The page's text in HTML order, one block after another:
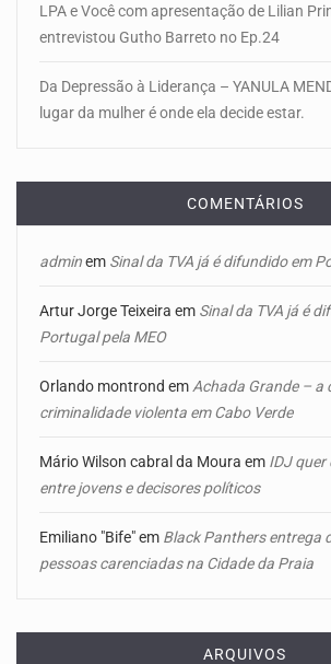
LPA e Você com apresentação de Lilian
entrevistou Gutho Barreto no Ep.24
Da Depressão à Liderança – YANULA
lugar da mulher é onde ela decide estar.
COMENTÁRIOS
adminem Sinal da TVA já é difundido em
Artur Jorge Teixeira em Sinal da TVA já é
Portugal pela MEO
Orlando montrond em Achada Grande – a
criminalidade violenta em Cabo Verde
Mário Wilson cabral da Moura em IDJ
entre jovens e decisores políticos
Emiliano "Bife"em Black Panthers entrega
pessoas carenciadas na Cidade da Praia
ARQUIVOS